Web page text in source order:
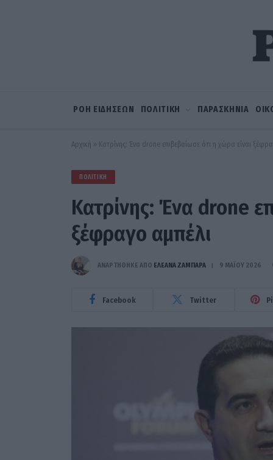
ΡΟΗ ΕΙΔΗΣΕΩΝ ΠΟΛΙΤΙΚΗ ΠΑΡΑΣΚΗΝΙΑ
Αρχική » Κατρίνης: Ένα drone επιβεβαίωσε ότι η χώρα είναι
ΠΟΛΙΤΙΚΉ
Κατρίνης: Ένα drone
ξέφραγο αμπέλι
ΑΝΑΡΤΗΘΗΚΕ ΑΠΟ ΕΛΕΑΝΑ ΖΑΜΠΑΡΑ 9 ΜΑΪ́ΟΥ 2026
Facebook Twitter